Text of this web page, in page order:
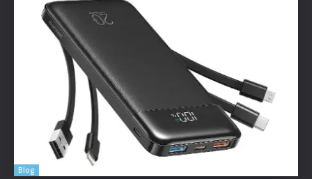
Blog